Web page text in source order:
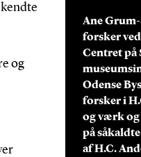
og
Ane
forsker
Centret på
Odense
forsker i
og værk
på
af H.C.